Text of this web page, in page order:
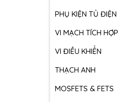
PHỤ KIỆN TỦ ĐIỆN
VI MẠCH TÍCH HỢP
VI ĐIỀU KHIỂN
THẠCH ANH
MOSFETS & FETS